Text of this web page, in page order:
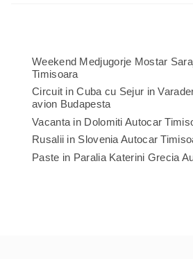
Weekend Medjugorje Mostar
Timisoara
Circuit in Cuba cu Sejur in
avion Budapesta
Vacanta in Dolomiti Autocar
Rusalii in Slovenia Autocar
Paste in Paralia Katerini Grecia